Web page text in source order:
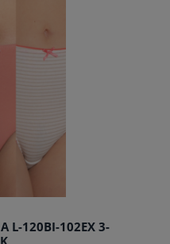
L-120BI-102EX 3-